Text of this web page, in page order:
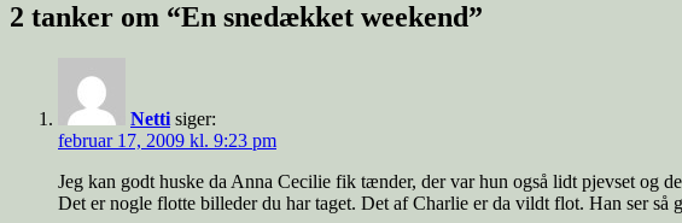
2 tanker om “En snedækket weekend”
Netti siger:
februar 17, 2009 kl. 9:23 pm
Jeg kan godt huske da Anna Cecilie fik tænder, der var hun også lidt pjevset og
Det er nogle flotte billeder du har taget. Det af Charlie er da vildt flot. Han ser så